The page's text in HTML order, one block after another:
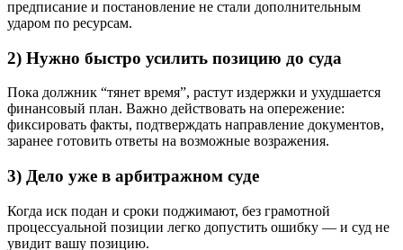
предписание и постановление не стали дополнительным
ударом по ресурсам.
2) Нужно быстро усилить позицию до суда
Пока должник “тянет время”, растут издержки и ухудшается
финансовый план. Важно действовать на опережение:
фиксировать факты, подтверждать направление документов,
заранее готовить ответы на возможные возражения.
3) Дело уже в арбитражном суде
Когда иск подан и сроки поджимают, без грамотной
процессуальной позиции легко допустить ошибку — и суд не
увидит вашу позицию.